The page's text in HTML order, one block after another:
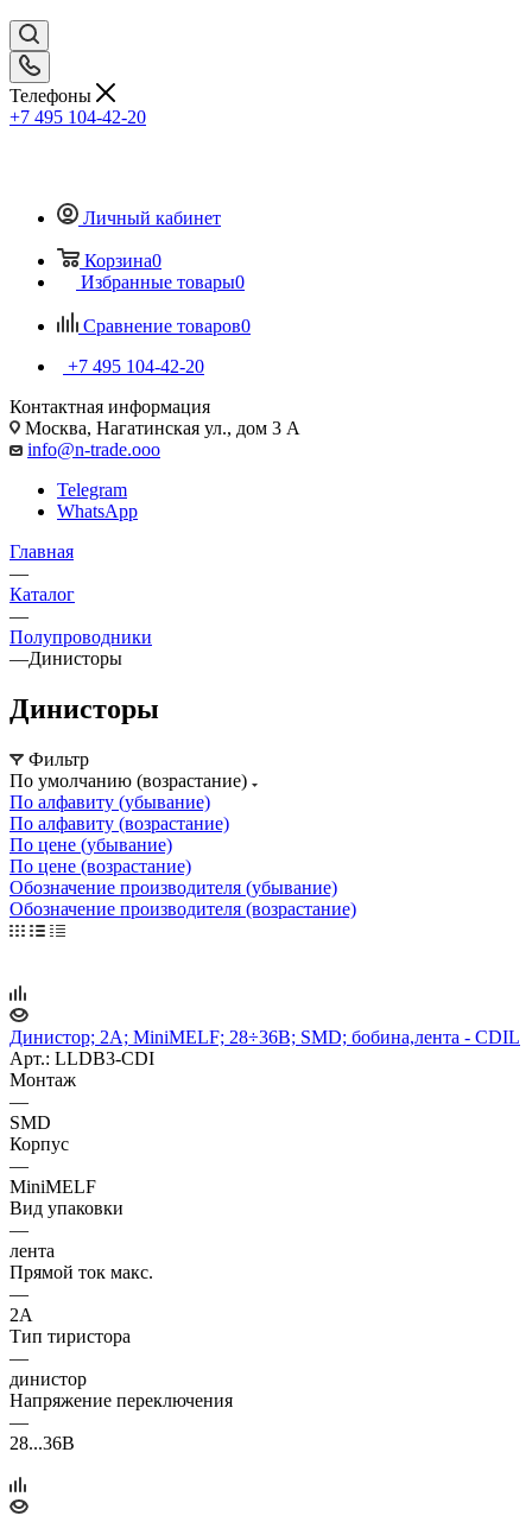
Телефоны
+7 495 104-42-20
Личный кабинет
Корзина0
Избранные товары0
Сравнение товаров0
+7 495 104-42-20
Контактная информация
Москва, Нагатинская ул., дом 3 А
info@n-trade.ooo
Telegram
WhatsApp
Главная
—
Каталог
—
Полупроводники
—Динисторы
Динисторы
Фильтр
По умолчанию (возрастание)
По алфавиту (убывание)
По алфавиту (возрастание)
По цене (убывание)
По цене (возрастание)
Обозначение производителя (убывание)
Обозначение производителя (возрастание)
Динистор; 2А; MiniMELF; 28÷36В; SMD; бобина,лента - CDIL
Арт.: LLDB3-CDI
Монтаж
—
SMD
Корпус
—
MiniMELF
Вид упаковки
—
лента
Прямой ток макс.
—
2А
Тип тиристора
—
динистор
Напряжение переключения
—
28...36В